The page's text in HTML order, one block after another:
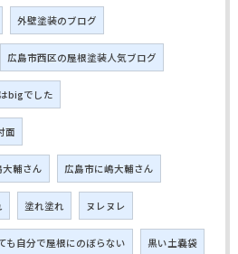
外壁塗装のブログ
広島市西区の屋根塗装人気ブログ
bigでした
面
輔さん 広島市に嶋大輔さん
塗れ塗れ ヌレヌレ
も自分で屋根にのぼらない 黒い土嚢袋